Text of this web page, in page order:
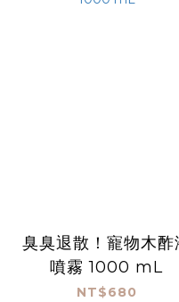
臭臭退散！寵物木酢
噴霧 1000 mL
NT$680